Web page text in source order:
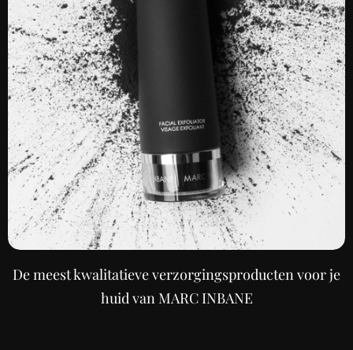
De meest kwalitatieve verzorgingsproducten voor je
huid van MARC INBANE